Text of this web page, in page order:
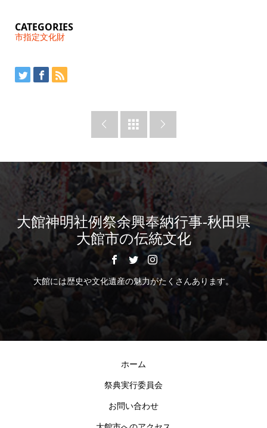
CATEGORIES
市指定文化財
  
大館神明社例祭余興奉納行事-秋田県
大館市の伝統文化
大館には歴史や文化遺産の魅力がたくさんあります。
ホーム
祭典実行委員会
お問い合わせ